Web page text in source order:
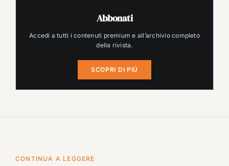
Abbonati
Accedi a tutti i contenuti premium e all’archivio completo
della rivista.
SCOPRI DI PIÙ
CONTINUA A LEGGERE